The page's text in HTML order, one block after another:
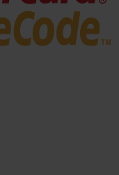
174